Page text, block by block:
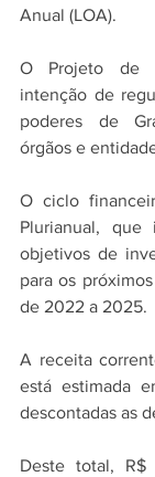
Anual (LOA).
O Projeto de
intenção de
poderes de
órgãos e
O ciclo
Plurianual,
objetivos de
para os
de 2022 a 2025.
A receita
está estimada
descontadas as
Deste total, R$